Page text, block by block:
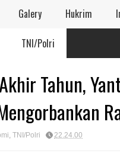
Galery Hukrim
TNI/Polri
Tahun,
, TNI/Polri 22.24.00